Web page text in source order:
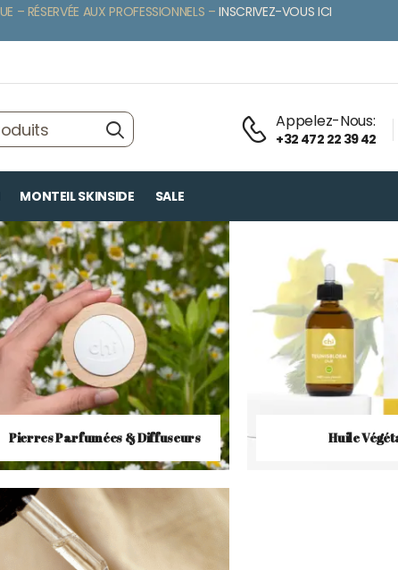
– RÉSERVÉE AUX PROFESSIONNELS –INSCRIVEZ-VOUS ICI
Appelez-Nous:
+32 472 22 39 42
MONTEIL SKINSIDE SALE
Pierres Parfumées & Diffuseurs Huile